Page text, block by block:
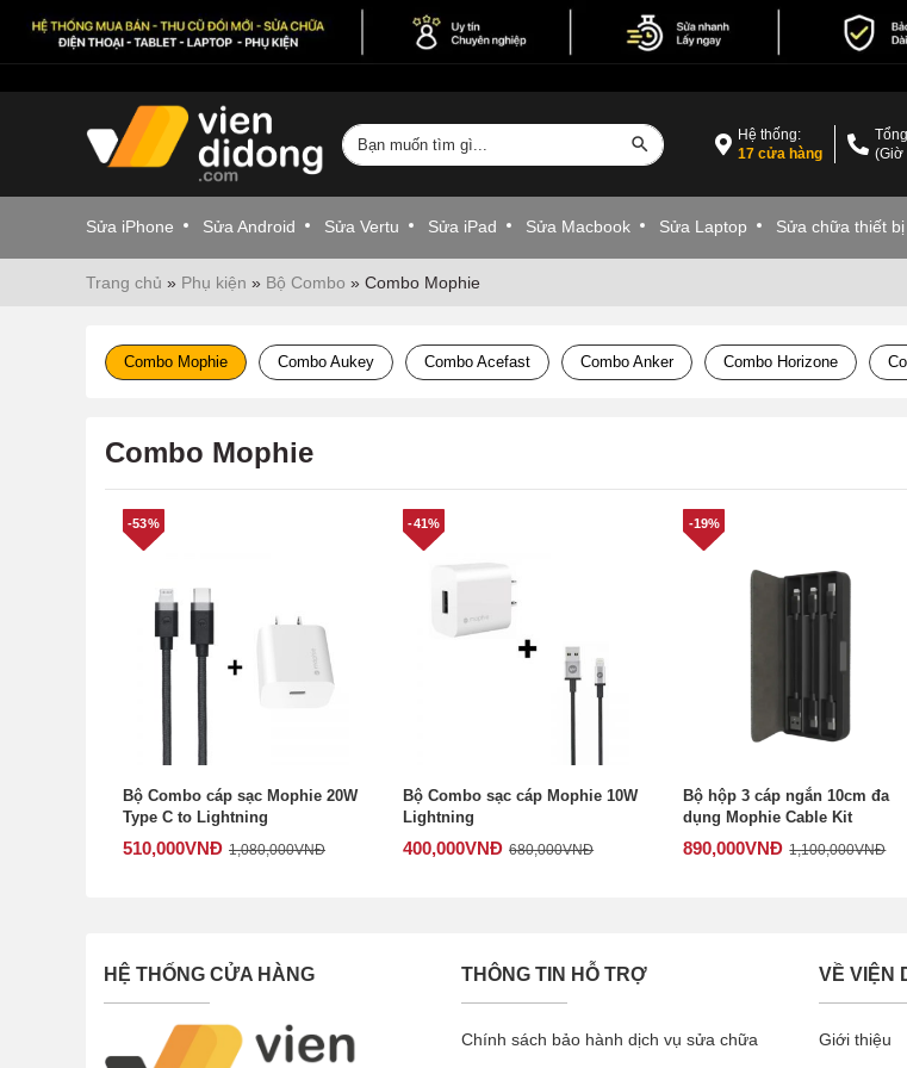
Hệ thống:
17 cửa hàng
(Giờ
Sửa iPhone Sửa Android Sửa Vertu Sửa iPad Sửa Macbook Sửa Laptop Sửa chữa thiết
Trang chủ » Phụ kiện » Bộ Combo » Combo Mophie
Combo Mophie Combo Aukey Combo Acefast Combo Anker Combo Horizone
Combo Mophie
-53%
Bộ Combo cáp sạc Mophie 20W
Type C to Lightning
510,000VNĐ 1,080,000VNĐ
-41%
Bộ Combo sạc cáp Mophie 10W
Lightning
400,000VNĐ 680,000VNĐ
-19%
Bộ hộp 3 cáp ngắn 10cm đa
dụng Mophie Cable Kit
890,000VNĐ 1,100,000VNĐ
HỆ THỐNG CỬA HÀNG THÔNG TIN HỖ TRỢ
Chính sách bảo hành dịch vụ sửa chữa
VỀ VIỆN
Giới thiệu